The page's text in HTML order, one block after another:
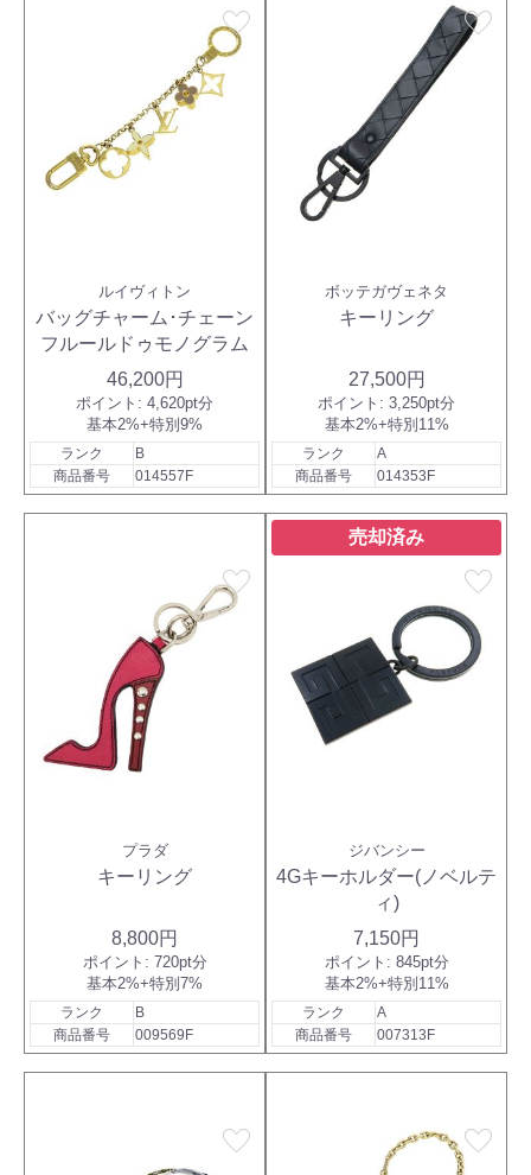
favorite
ルイヴィトン
バッグチャーム･チェーン
フルールドゥモノグラム
46,200円
ポイント: 4,620pt分
基本2%+特別9%
ランク
B
商品番号
014557F
favorite
ボッテガヴェネタ
キーリング
27,500円
ポイント: 3,250pt分
基本2%+特別11%
ランク
A
商品番号
014353F
favorite
プラダ
キーリング
8,800円
ポイント: 720pt分
基本2%+特別7%
ランク
B
商品番号
009569F
売却済み
favorite
ジバンシー
4Gキーホルダー(ノベルテ
ィ)
7,150円
ポイント: 845pt分
基本2%+特別11%
ランク
A
商品番号
007313F
favorite favorite